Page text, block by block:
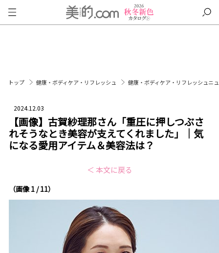
トップ 健康・ボディケア・リフレッシュ 健康・ボディケア・リフレッシュニ
2024.12.03
【画像】古賀紗理那さん「重圧に押しつぶさ
れそうなとき美容が支えてくれました」｜気
になる愛用アイテム＆美容法は？
＜ 本文に戻る
（画像 1 / 11）